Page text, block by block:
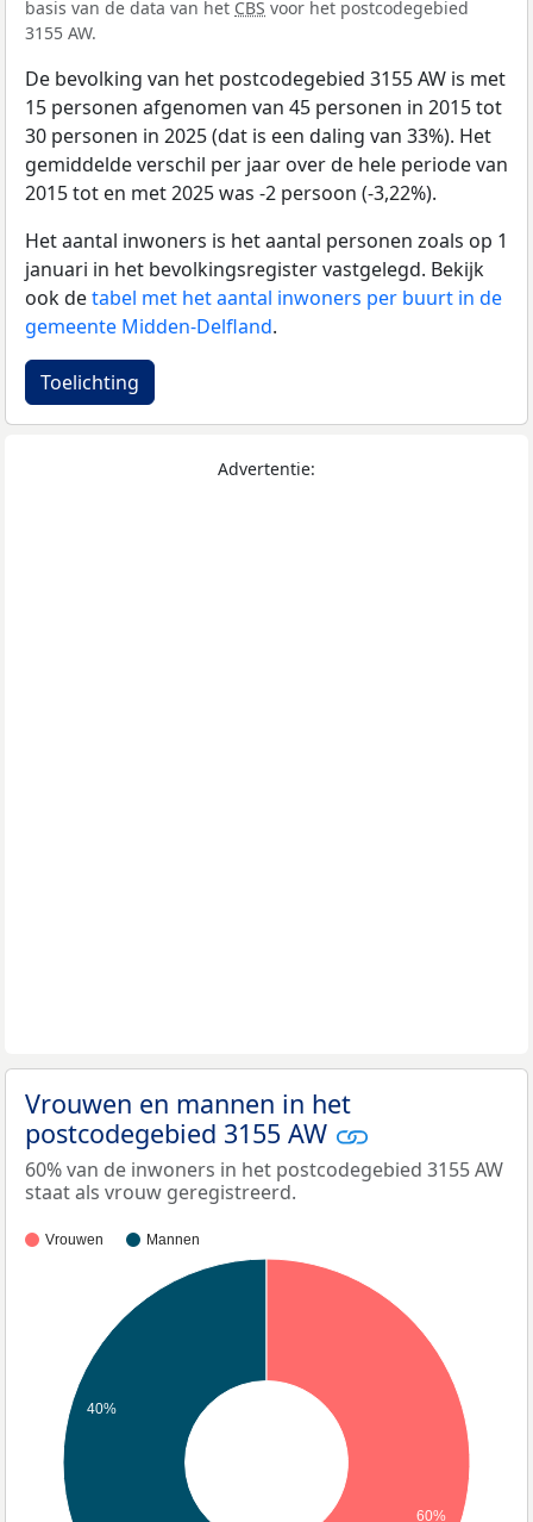
basis van de data van het CBS voor het postcodegebied
3155 AW.
De bevolking van het postcodegebied 3155 AW is met
15 personen afgenomen van 45 personen in 2015 tot
30 personen in 2025 (dat is een daling van 33%). Het
gemiddelde verschil per jaar over de hele periode van
2015 tot en met 2025 was -2 persoon (-3,22%).
Het aantal inwoners is het aantal personen zoals op 1
januari in het bevolkingsregister vastgelegd. Bekijk
ook detabel met het aantal inwoners per buurt in de
gemeente Midden-Delfland.
Toelichting
Advertentie:
Vrouwen en mannen in het
postcodegebied 3155 AW
60% van de inwoners in het postcodegebied 3155 AW
staat als vrouw geregistreerd.
Vrouwen Mannen
40%
60%